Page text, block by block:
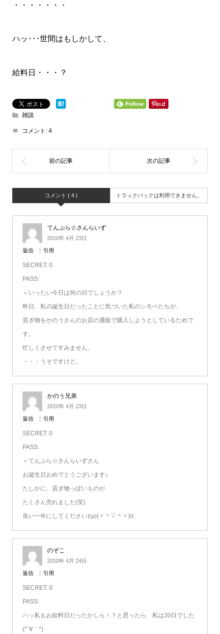
・・・・・・・
ハッ･･･世間はもしかして、
給料日・・・？
雑談
コメント: 4
コメント ( 4 ) トラックバックは利用できません。
てんぷら☆さんらいず
2010年 4月 23日
返信 引用
SECRET: 0
PASS:
＞いったい今日は何の日でしょうか？
昨日、私の誕生日だったことに気づいた私のシモベたちが、
貢ぎ物をかのうさんのお店の通販で購入しようとしているためで
す。
忙しくさせてすみません。
・・・うそですけど。
かのう兄弟
2010年 4月 23日
返信 引用
SECRET: 0
PASS:
＞てんぷら☆さんらいずさん
お誕生日おめでとうございます♪
たしかに、貢ぎ物っぽいものが
たくさん売れました(笑)
良い一年にしてくださいねo(〃＾▽＾〃)o
のぞこ
2010年 4月 24日
返信 引用
SECRET: 0
PASS:
ハッ私もお給料日だったかしら！？と思ったら、私は20日でした
(*´∀｀*)